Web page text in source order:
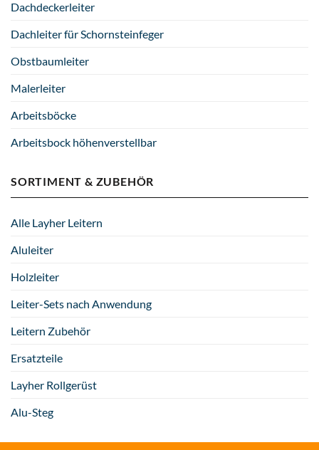
Dachdeckerleiter
Dachleiter für Schornsteinfeger
Obstbaumleiter
Malerleiter
Arbeitsböcke
Arbeitsbock höhenverstellbar
SORTIMENT & ZUBEHÖR
Alle Layher Leitern
Aluleiter
Holzleiter
Leiter-Sets nach Anwendung
Leitern Zubehör
Ersatzteile
Layher Rollgerüst
Alu-Steg